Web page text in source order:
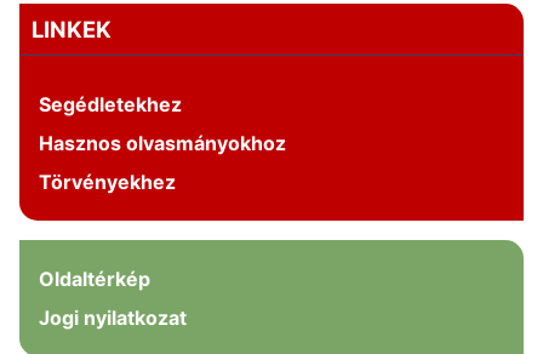
LINKEK
Segédletekhez
Hasznos olvasmányokhoz
Törvényekhez
Oldaltérkép
Jogi nyilatkozat